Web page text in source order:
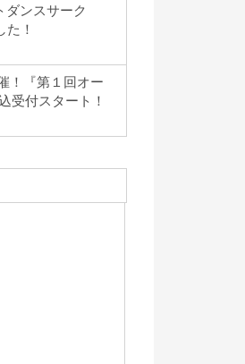
ダンスサーク
た！
！『第１回オー
受付スタート！